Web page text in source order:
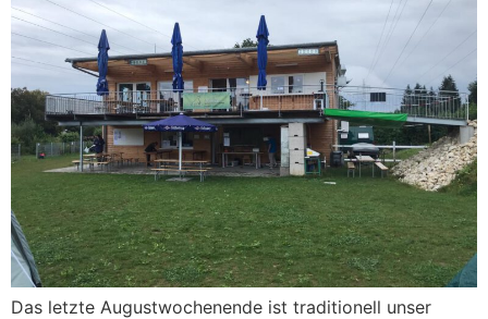
Das letzte Augustwochenende ist traditionell unser